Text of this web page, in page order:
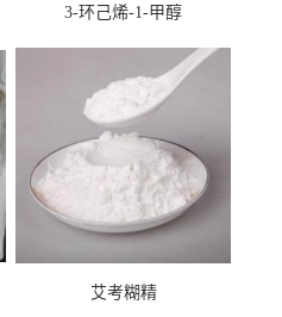
3-环己烯-1-甲醇
艾考糊精